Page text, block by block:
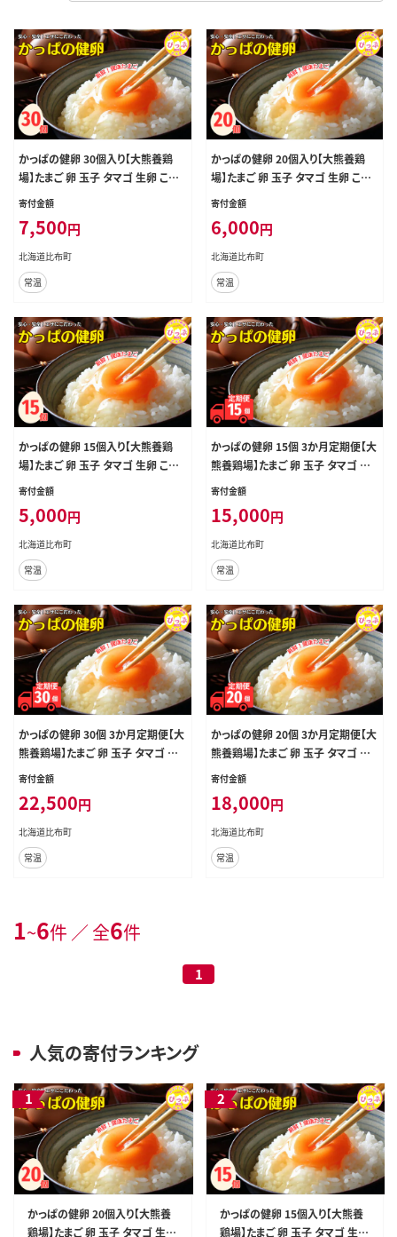
かっぱの健卵 30個入り【大熊養鶏
場】たまご 卵 玉子 タマゴ 生卵 こだ
わり 卵かけご飯 TKG 国産 お取り寄
寄付金額
7,500円
北海道比布町
常温
かっぱの健卵 20個入り【大熊養鶏
場】たまご 卵 玉子 タマゴ 生卵 こだ
わり 卵かけご飯 TKG 国産 お取り寄
寄付金額
6,000円
北海道比布町
常温
かっぱの健卵 15個入り【大熊養鶏
場】たまご 卵 玉子 タマゴ 生卵 こだ
わり 卵かけご飯 TKG 国産 お取り寄
寄付金額
5,000円
北海道比布町
常温
かっぱの健卵 15個 3か月定期便【大
熊養鶏場】たまご 卵 玉子 タマゴ 生
卵 こだわり 卵かけご飯 TKG 国産 お
6-004
寄付金額
15,000円
北海道比布町
常温
かっぱの健卵 30個 3か月定期便【大
熊養鶏場】たまご 卵 玉子 タマゴ 生
卵 こだわり 卵かけご飯 TKG 国産 お
6-006
寄付金額
22,500円
北海道比布町
常温
かっぱの健卵 20個 3か月定期便【大
熊養鶏場】たまご 卵 玉子 タマゴ 生
卵 こだわり 卵かけご飯 TKG 国産 お
6-005
寄付金額
18,000円
北海道比布町
常温
1~6件 ／ 全6件
1
人気の寄付ランキング
かっぱの健卵 20個入り【大熊養
鶏場】たまご 卵 玉子 タマゴ 生卵
かっぱの健卵 15個入り【大熊養
鶏場】たまご 卵 玉子 タマゴ 生卵